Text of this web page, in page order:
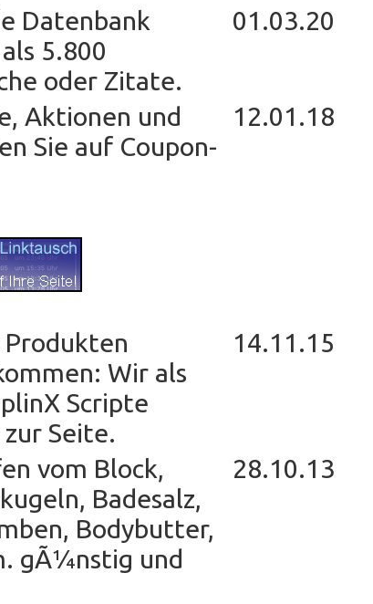
Datenbank
5.800
oder Zitate.
01.03.20
Aktionen und
Sie auf Coupon-
12.01.18
Wir als
Scripte
Seite.
14.11.15
vom Block,
Badesalz,
Bodybutter,
gÃ¼nstig und
28.10.13